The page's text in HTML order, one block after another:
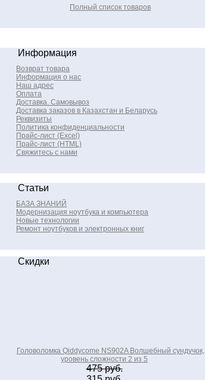
Полный список товаров
Информация
Возврат товара
Информация о нас
Наш адрес
Оплата
Доставка. Самовывоз
Доставка заказов в Казахстан и Беларусь
Реквизиты
Политика конфиденциальности
Прайс-лист (Excel)
Прайс-лист (HTML)
Свяжитесь с нами
Статьи
БАЗА ЗНАНИЙ
Модернизация ноутбука и компьютера
Новые технологии
Ремонт ноутбуков и электронных книг
Скидки
Головоломка Qiddycome NS902A Волшебный сундучок,
уровень сложности 2 из 5
475 руб.